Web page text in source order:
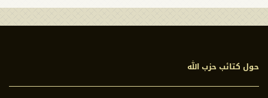
حول كتائب حزب الله